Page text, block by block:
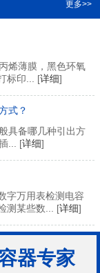
更多>>
烯薄膜，黑色环氧
标印... [详细]
式？
具备哪几种引出方
... [详细]
字万用表检测电容
测某些数... [详细]
器专家